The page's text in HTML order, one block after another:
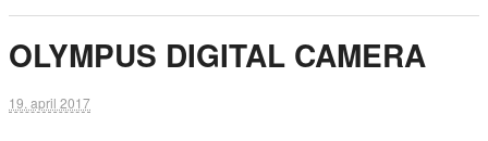
OLYMPUS DIGITAL CAMERA
19. april 2017